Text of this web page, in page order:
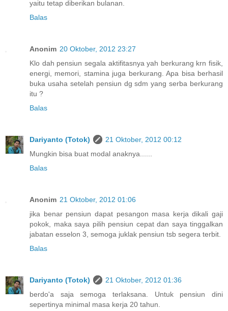
yaitu tetap diberikan bulanan.
Balas
Anonim 20 Oktober, 2012 23:27
Klo dah pensiun segala aktifitasnya yah berkurang krn fisik,
energi, memori, stamina juga berkurang. Apa bisa berhasil
buka usaha setelah pensiun dg sdm yang serba berkurang
itu ?
Balas
Dariyanto (Totok)
21 Oktober, 2012 00:12
Mungkin bisa buat modal anaknya......
Balas
Anonim 21 Oktober, 2012 01:06
jika benar pensiun dapat pesangon masa kerja dikali gaji
pokok, maka saya pilih pensiun cepat dan saya tinggalkan
jabatan esselon 3, semoga juklak pensiun tsb segera terbit.
Balas
Dariyanto (Totok)
21 Oktober, 2012 01:36
berdo'a saja semoga terlaksana. Untuk pensiun dini
sepertinya minimal masa kerja 20 tahun.